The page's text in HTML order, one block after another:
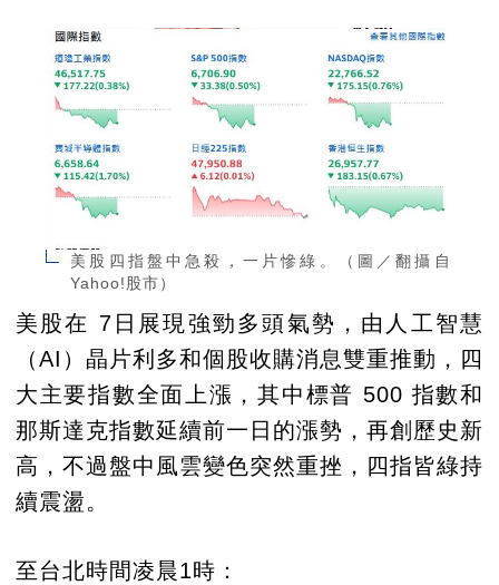
美股四指盤中急殺，一片慘綠。（圖／翻攝自
Yahoo!股市）
美股在 7日展現強勁多頭氣勢，由人工智慧
（AI）晶片利多和個股收購消息雙重推動，四
大主要指數全面上漲，其中標普 500 指數和
那斯達克指數延續前一日的漲勢，再創歷史新
高，不過盤中風雲變色突然重挫，四指皆綠持
續震盪。
至台北時間凌晨1時：